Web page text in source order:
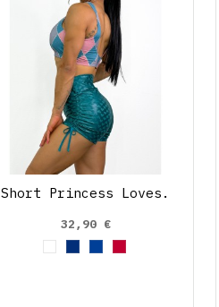
Short Princess Loves.
32,90 €
BlancoAzul Marino
Azul Cobalto
Rojo Cereza